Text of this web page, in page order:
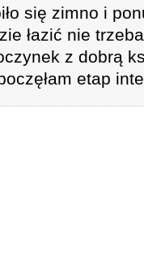
się zimno i
łazić nie
z dobrą
etap